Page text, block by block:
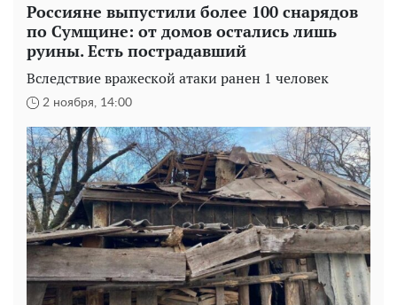
Россияне выпустили более 100 снарядов
по Сумщине: от домов остались лишь
руины. Есть пострадавший
Вследствие вражеской атаки ранен 1 человек
2 ноября, 14:00